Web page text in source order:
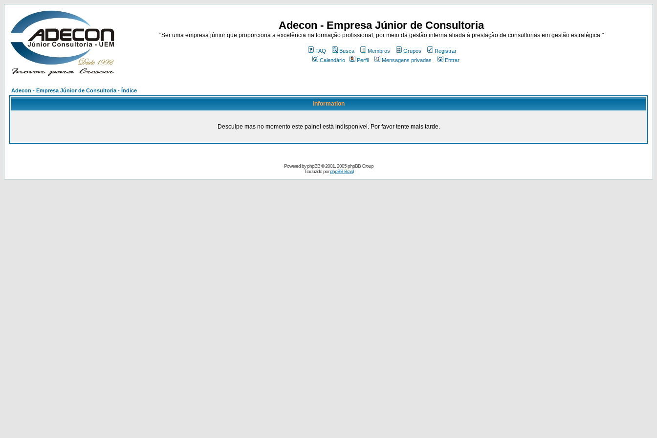
Adecon - Empresa Júnior de Consultoria
"Ser uma empresa júnior que proporciona a excelência na formação profissional, por meio da gestão interna aliada à prestação de consultorias em gestão estratégica."
FAQ Busca Membros Grupos
Registrar
Calendário
Perfil Mensagens privadas Entrar
Adecon - Empresa Júnior de Consultoria - Índice
Information
Desculpe mas no momento este painel está indisponível. Por favor tente mais tarde.
Powered byphpBB© 2001, 2005 phpBB Group
Traduzido porphpBB Brasil